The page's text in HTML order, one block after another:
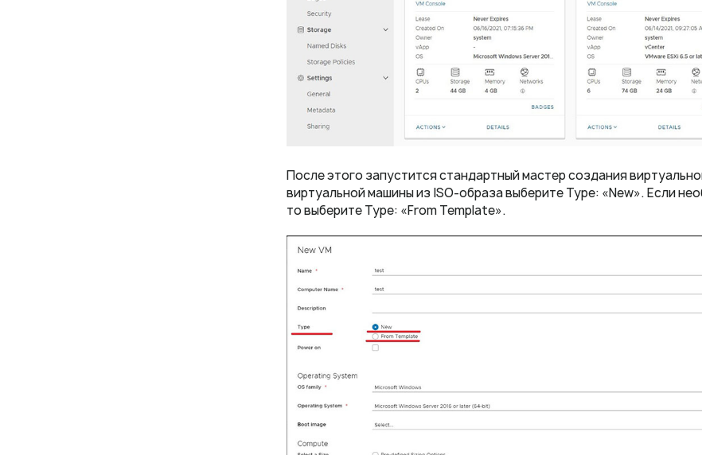
После этого запустится стандартный мастер создания
виртуальной машины из ISO-образа выберите Type: «New». Если
то выберите Type: «From Template».